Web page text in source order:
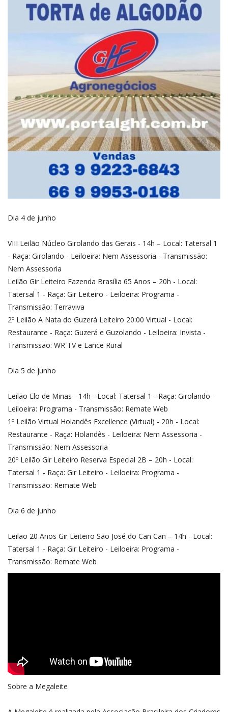
Dia 4 de junho
VIII Leilão Núcleo Girolando das Gerais - 14h – Local: Tatersal 1
- Raça: Girolando - Leiloeira: Nem Assessoria - Transmissão:
Nem Assessoria
Leilão Gir Leiteiro Fazenda Brasília 65 Anos – 20h - Local:
Tatersal 1 - Raça: Gir Leiteiro - Leiloeira: Programa -
Transmissão: Terraviva
2º Leilão A Nata do Guzerá Leiteiro 20:00 Virtual - Local:
Restaurante - Raça: Guzerá e Guzolando - Leiloeira: Invista -
Transmissão: WR TV e Lance Rural
Dia 5 de junho
Leilão Elo de Minas - 14h - Local: Tatersal 1 - Raça: Girolando -
Leiloeira: Programa - Transmissão: Remate Web
1º Leilão Virtual Holandês Excellence (Virtual) - 20h - Local:
Restaurante - Raça: Holandês - Leiloeira: Nem Assessoria -
Transmissão: Nem Assessoria
20º Leilão Gir Leiteiro Reserva Especial 2B – 20h - Local:
Tatersal 1 - Raça: Gir Leiteiro - Leiloeira: Programa -
Transmissão: Remate Web
Dia 6 de junho
Leilão 20 Anos Gir Leiteiro São José do Can Can – 14h - Local:
Tatersal 1 - Raça: Gir Leiteiro - Leiloeira: Programa -
Transmissão: Remate Web
Sobre a Megaleite